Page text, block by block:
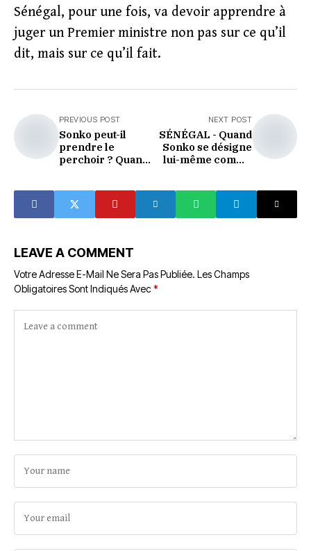
Sénégal, pour une fois, va devoir apprendre à
juger un Premier ministre non pas sur ce qu’il
dit, mais sur ce qu’il fait.
PREVIOUS POST
Sonko peut-il
prendre le
perchoir ? Quand
devient champ de
bataille
NEXT POST
SÉNÉGAL - Quand
Sonko se désigne
lui-même comme
LEAVE A COMMENT
Votre Adresse E-Mail Ne Sera Pas Publiée. Les Champs
Obligatoires Sont Indiqués Avec*